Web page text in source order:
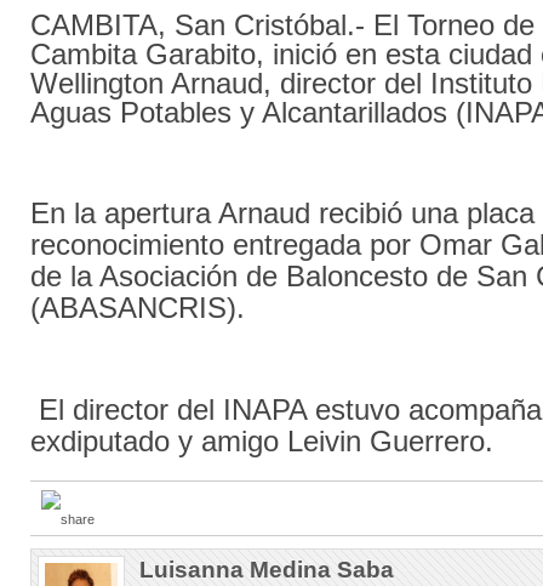
CAMBITA, San Cristóbal.- El Torneo
Cambita Garabito, inició en esta
Wellington Arnaud, director del Instituto
Aguas Potables y Alcantarillados
En la apertura Arnaud recibió una placa
reconocimiento entregada por Omar
de la Asociación de Baloncesto de San
(ABASANCRIS).
El director del INAPA estuvo
exdiputado y amigo Leivin Guerrero.
Luisanna Medina Saba